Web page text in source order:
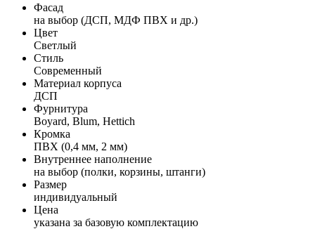
Фасад
на выбор (ДСП, МДФ ПВХ и др.)
Цвет
Светлый
Стиль
Современный
Материал корпуса
ДСП
Фурнитура
Boyard, Blum, Hettich
Кромка
ПВХ (0,4 мм, 2 мм)
Внутреннее наполнение
на выбор (полки, корзины, штанги)
Размер
индивидуальный
Цена
указана за базовую комплектацию